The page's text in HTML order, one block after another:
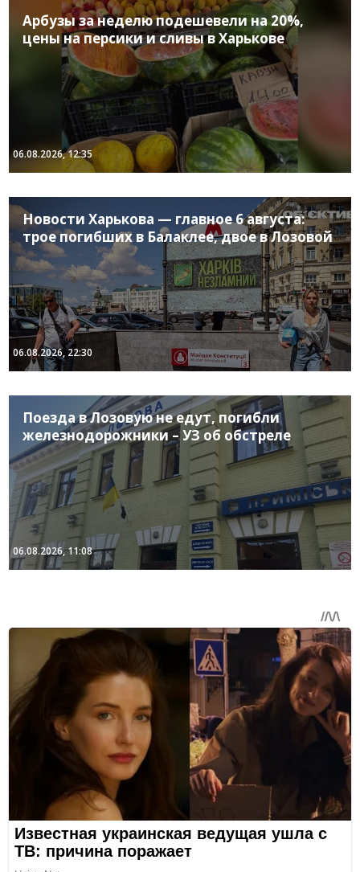
Арбузы за неделю подешевели на 20%,
цены на персики и сливы в Харькове
06.08.2026, 12:35
Новости Харькова — главное 6 августа:
трое погибших в Балаклее, двое в Лозовой
06.08.2026, 22:30
Поезда в Лозовую не едут, погибли
железнодорожники – УЗ об обстреле
06.08.2026, 11:08